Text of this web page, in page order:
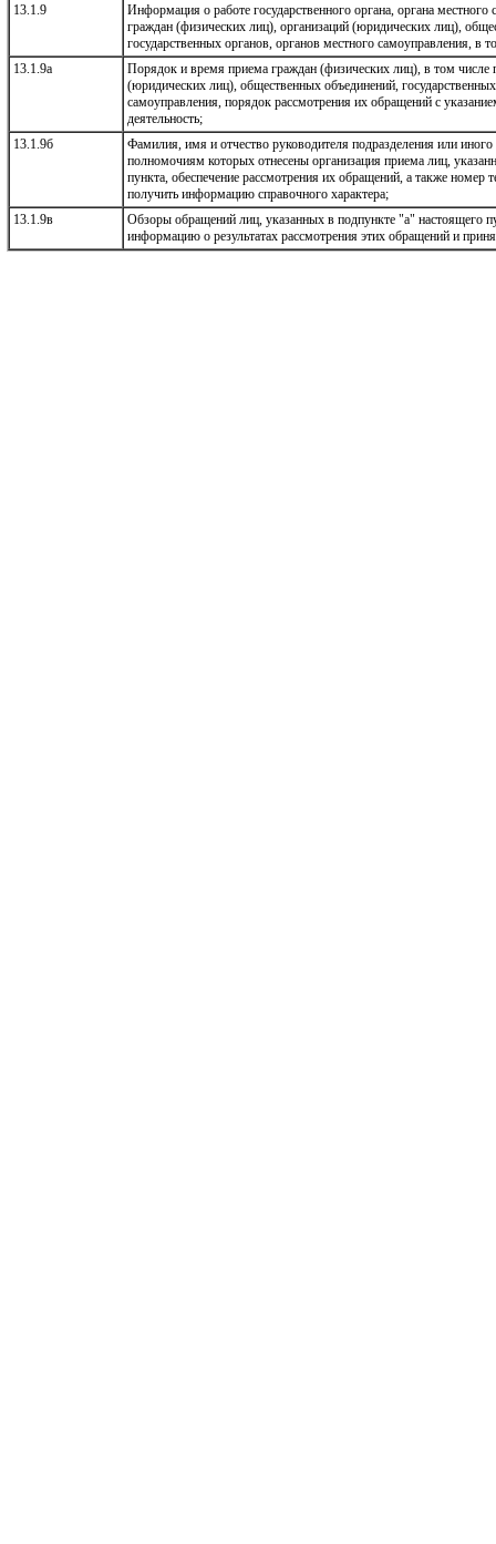
13.1.9
Информация о работе государственного органа, органа
граждан (физических лиц), организаций (юридических лиц),
государственных органов, органов местного самоуправления, в
13.1.9а
Порядок и время приема граждан (физических лиц), в том числе
(юридических лиц), общественных объединений,
самоуправления, порядок рассмотрения их обращений с
деятельность;
13.1.9б
Фамилия, имя и отчество руководителя подразделения или
полномочиям которых отнесены организация приема лиц,
пункта, обеспечение рассмотрения их обращений, а также
получить информацию справочного характера;
13.1.9в
Обзоры обращений лиц, указанных в подпункте "а" настоящего
информацию о результатах рассмотрения этих обращений и